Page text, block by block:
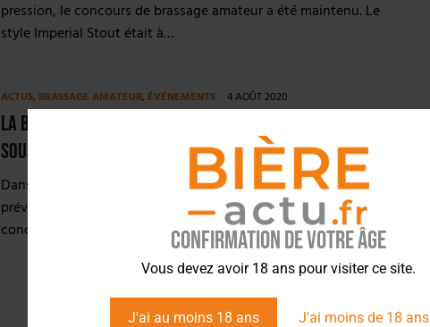
Confirmation de votre âge
Vous devez avoir 18 ans pour visiter ce site.
J'ai au moins 18 ans J'ai moins de 18 ans
pression, le concours de brassage amateur a été maintenu. Le
style Imperial Stout était à…
ACTUS, BRASSAGE AMATEUR, ÉVÉNEMENTS 4 AOÛT 2020
La bière noire à l’honneur du Brassam 20 de Nantes
sous pression
Dans le cadre de la 2e édition du festival Nantes sous pression,
prévu du 2 au 8 novembre, les organisateurs proposent un
concours de brassage…